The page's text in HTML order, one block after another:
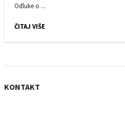
Odluke o ...
ČITAJ VIŠE
KONTAKT